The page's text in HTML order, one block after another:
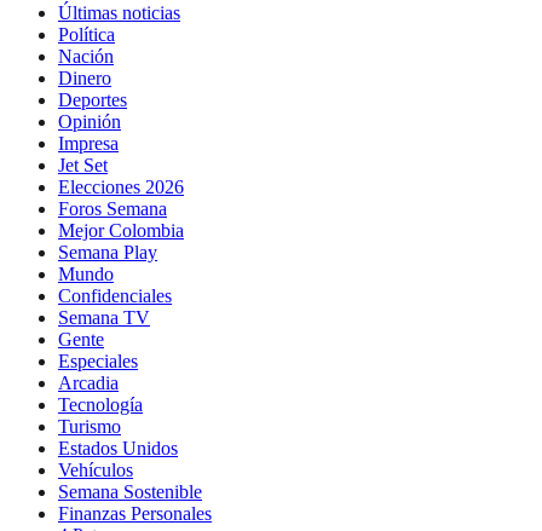
Últimas noticias
Política
Nación
Dinero
Deportes
Opinión
Impresa
Jet Set
Elecciones 2026
Foros Semana
Mejor Colombia
Semana Play
Mundo
Confidenciales
Semana TV
Gente
Especiales
Arcadia
Tecnología
Turismo
Estados Unidos
Vehículos
Semana Sostenible
Finanzas Personales